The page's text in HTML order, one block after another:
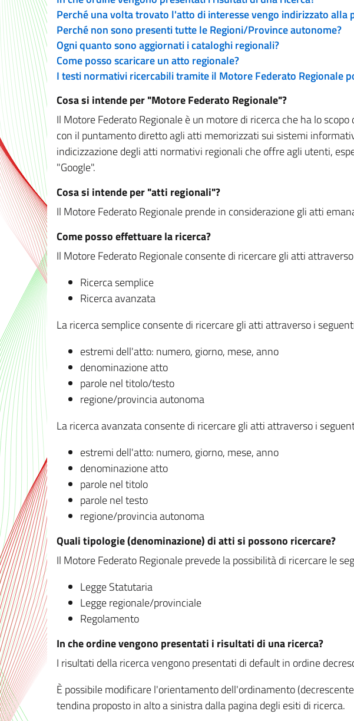
Perché una volta trovato l'atto di interesse vengo indirizzato
Perché non sono presenti tutte le Regioni/Province autonome?
Ogni quanto sono aggiornati i cataloghi regionali?
Come posso scaricare un atto regionale?
I testi normativi ricercabili tramite il Motore Federato Regionale
Cosa si intende per "Motore Federato Regionale"?
Il Motore Federato Regionale è un motore di ricerca che ha lo
con il puntamento diretto agli atti memorizzati sui sistemi
indicizzazione degli atti normativi regionali che offre agli utenti,
"Google".
Cosa si intende per "atti regionali"?
Il Motore Federato Regionale prende in considerazione gli atti
Come posso effettuare la ricerca?
Il Motore Federato Regionale consente di ricercare gli atti
Ricerca semplice
Ricerca avanzata
La ricerca semplice consente di ricercare gli atti attraverso i
estremi dell'atto: numero, giorno, mese, anno
denominazione atto
parole nel titolo/testo
regione/provincia autonoma
La ricerca avanzata consente di ricercare gli atti attraverso i
estremi dell'atto: numero, giorno, mese, anno
denominazione atto
parole nel titolo
parole nel testo
regione/provincia autonoma
Quali tipologie (denominazione) di atti si possono ricercare?
Il Motore Federato Regionale prevede la possibilità di ricercare le
Legge Statutaria
Legge regionale/provinciale
Regolamento
In che ordine vengono presentati i risultati di una ricerca?
I risultati della ricerca vengono presentati di default in ordine
È possibile modificare l'orientamento dell'ordinamento
tendina proposto in alto a sinistra dalla pagina degli esiti di ricerca.